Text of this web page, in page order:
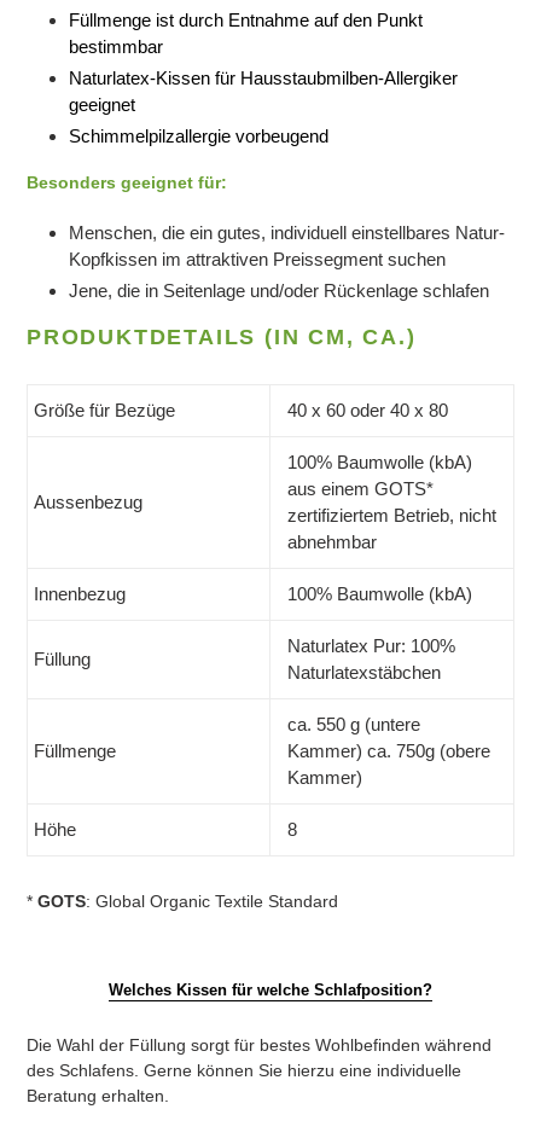
Füllmenge ist durch Entnahme auf den Punkt
bestimmbar
Naturlatex-Kissen für Hausstaubmilben-Allergiker
geeignet
Schimmelpilzallergie vorbeugend
Besonders geeignet für:
Menschen, die ein gutes, individuell einstellbares Natur-
Kopfkissen im attraktiven Preissegment suchen
Jene, die in Seitenlage und/oder Rückenlage schlafen
PRODUKTDETAILS (IN CM, CA.)
Größe für Bezüge 40 x 60 oder 40 x 80
Aussenbezug
100% Baumwolle (kbA)
aus einem GOTS*
zertifiziertem Betrieb, nicht
abnehmbar
Innenbezug 100% Baumwolle (kbA)
Füllung
Naturlatex Pur: 100%
Naturlatexstäbchen
Füllmenge
ca. 550 g (untere
Kammer) ca. 750g (obere
Kammer)
Höhe 8
* GOTS: Global Organic Textile Standard
Welches Kissen für welche Schlafposition?
Die Wahl der Füllung sorgt für bestes Wohlbefinden während
des Schlafens. Gerne können Sie hierzu eine individuelle
Beratung erhalten.